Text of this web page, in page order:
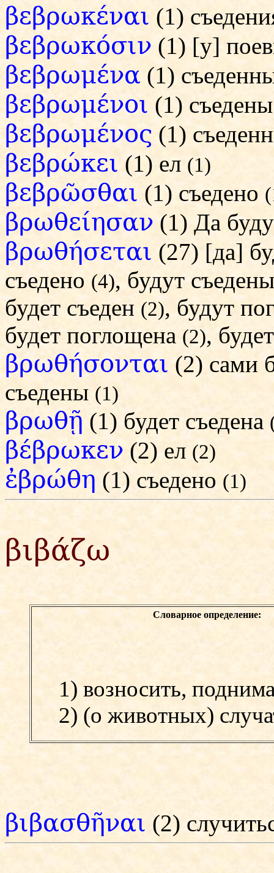
βεβρωκέναι (1)
βεβρωκόσιν (1) [у]
βεβρωμένα (1)
βεβρωμένοι (1)
βεβρωμένος (1)
βεβρώκει (1) ел (1)
βεβρῶσθαι (1) съедено
βρωθείησαν (1) Да
βρωθήσεται (27) [да]
съедено (4), будут
будет съеден (2), будут
будет поглощена (2),
βρωθήσονται (2) сами
съедены (1)
βρωθῇ (1) будет съедена
βέβρωκεν (2) ел (2)
ἐβρώθη (1) съедено (1)
βιβάζω
Словарное определение:
1) возносить,
2) (о животных)
βιβασθῆναι (2)